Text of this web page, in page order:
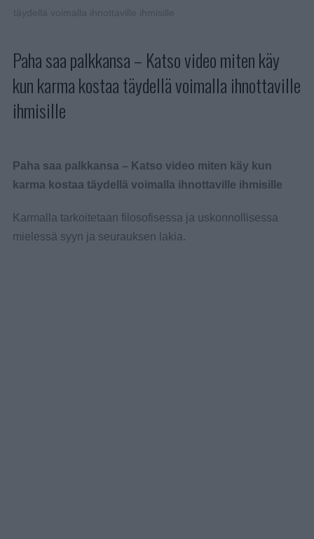
Paha saa palkkansa – Katso video miten käy
kun karma kostaa täydellä voimalla ihnottaville
ihmisille
Paha saa palkkansa – Katso video miten käy kun
karma kostaa täydellä voimalla ihnottaville ihmisille
Karmalla tarkoitetaan filosofisessa ja uskonnollisessa
mielessä syyn ja seurauksen lakia.